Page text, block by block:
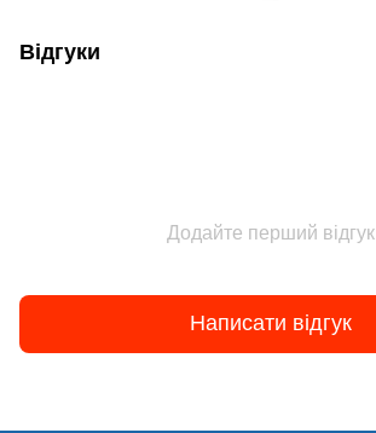
Відгуки
Додайте перший відгук
Написати відгук